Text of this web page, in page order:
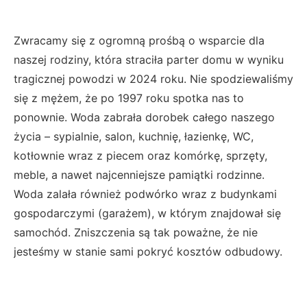
Zwracamy się z ogromną prośbą o wsparcie dla
naszej rodziny, która straciła parter domu w wyniku
tragicznej powodzi w 2024 roku. Nie spodziewaliśmy
się z mężem, że po 1997 roku spotka nas to
ponownie. Woda zabrała dorobek całego naszego
życia – sypialnie, salon, kuchnię, łazienkę, WC,
kotłownie wraz z piecem oraz komórkę, sprzęty,
meble, a nawet najcenniejsze pamiątki rodzinne.
Woda zalała również podwórko wraz z budynkami
gospodarczymi (garażem), w którym znajdował się
samochód. Zniszczenia są tak poważne, że nie
jesteśmy w stanie sami pokryć kosztów odbudowy.